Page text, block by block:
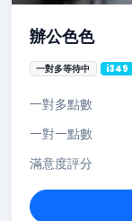
辦公色色
一對多等待中 i349
一對多點數
一對一點數
滿意度評分